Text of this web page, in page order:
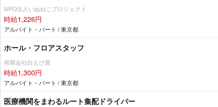
NPO法人いぬねこプロジェクト
時給1,226円
アルバイト・パート / 東京都
ホール・フロアスタッフ
有限会社白えび屋
時給1,300円
アルバイト・パート / 東京都
医療機関をまわるルート集配ドライバー